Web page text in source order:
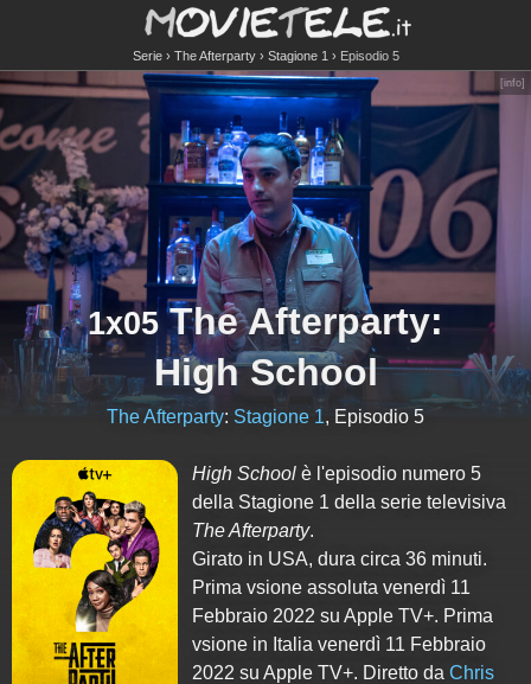
Serie The Afterparty Stagione 1 Episodio 5
[info]
1x05 The Afterparty:
High School
The Afterparty: Stagione 1, Episodio 5
High School è l'episodio numero5
della Stagione 1 della serie televisiva
The Afterparty.
Girato in USA, dura circa 36 minuti.
Prima vsione assoluta venerdì 11
Febbraio 2022 su Apple TV+. Prima
vsione in Italia venerdì 11 Febbraio
2022 su Apple TV+. Diretto daChris